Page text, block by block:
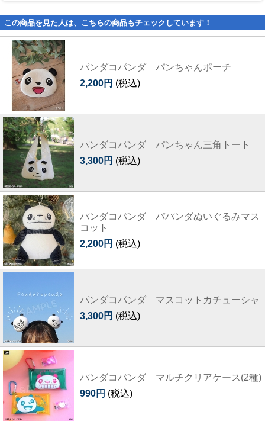
この商品を見た人は、こちらの商品もチェックしています！
パンダコパンダ パンちゃんポーチ
2,200円 (税込)
パンダコパンダ パンちゃん三角トート
3,300円 (税込)
パンダコパンダ パパンダぬいぐるみマス
コット
2,200円 (税込)
パンダコパンダ マスコットカチューシャ
3,300円 (税込)
パンダコパンダ マルチクリアケース(2種)
990円 (税込)